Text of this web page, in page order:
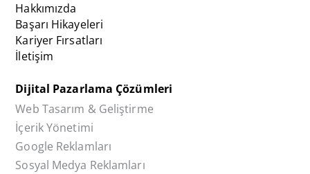
Hakkımızda
Başarı Hikayeleri
Kariyer Fırsatları
İletişim
Dijital Pazarlama Çözümleri
Web Tasarım & Geliştirme
İçerik Yönetimi
Google Reklamları
Sosyal Medya Reklamları